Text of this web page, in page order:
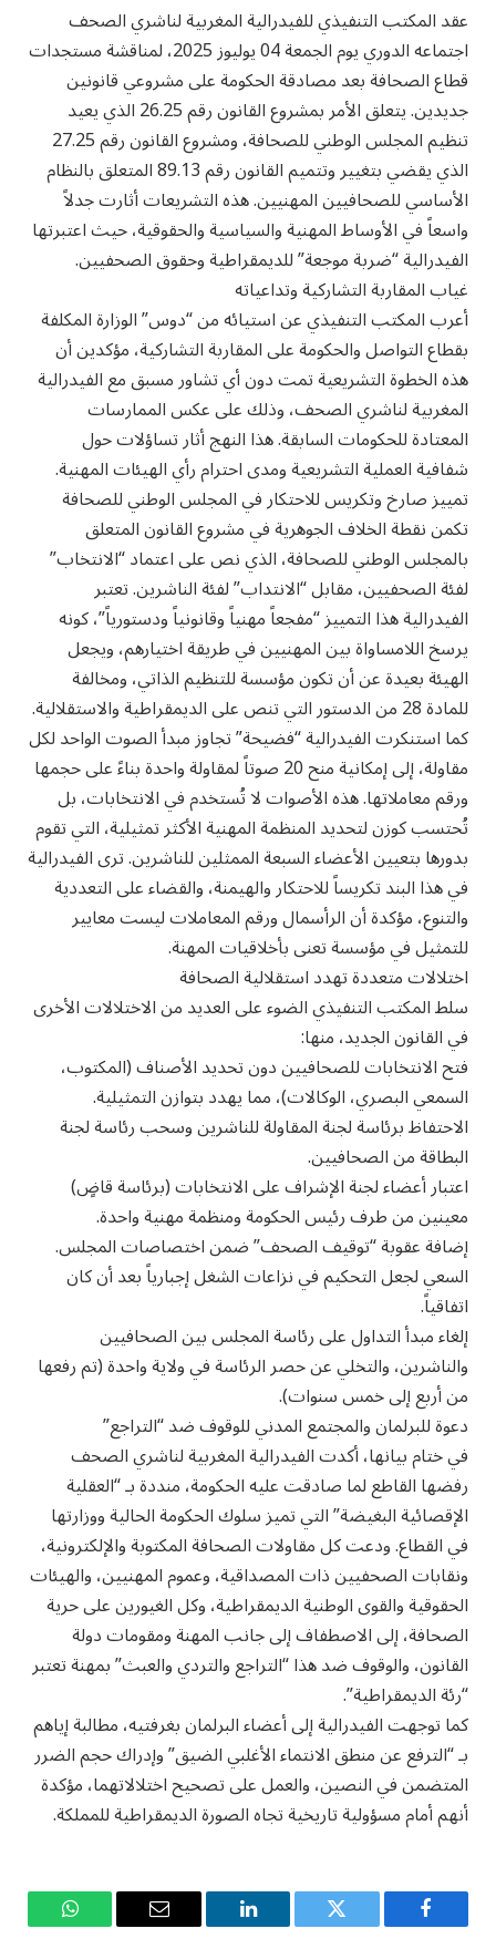
عقد المكتب التنفيذي للفيدرالية المغربية لناشري الصحف
اجتماعه الدوري يوم الجمعة 04 يوليوز 2025، لمناقشة مستجدات
قطاع الصحافة بعد مصادقة الحكومة على مشروعي قانونين
جديدين. يتعلق الأمر بمشروع القانون رقم 26.25 الذي يعيد
تنظيم المجلس الوطني للصحافة، ومشروع القانون رقم 27.25
الذي يقضي بتغيير وتتميم القانون رقم 89.13 المتعلق بالنظام
الأساسي للصحافيين المهنيين. هذه التشريعات أثارت جدلاً
واسعاً في الأوساط المهنية والسياسية والحقوقية، حيث اعتبرتها
الفيدرالية “ضربة موجعة” للديمقراطية وحقوق الصحفيين.
غياب المقاربة التشاركية وتداعياته
أعرب المكتب التنفيذي عن استيائه من “دوس” الوزارة المكلفة
بقطاع التواصل والحكومة على المقاربة التشاركية، مؤكدين أن
هذه الخطوة التشريعية تمت دون أي تشاور مسبق مع الفيدرالية
المغربية لناشري الصحف، وذلك على عكس الممارسات
المعتادة للحكومات السابقة. هذا النهج أثار تساؤلات حول
شفافية العملية التشريعية ومدى احترام رأي الهيئات المهنية.
تمييز صارخ وتكريس للاحتكار في المجلس الوطني للصحافة
تكمن نقطة الخلاف الجوهرية في مشروع القانون المتعلق
بالمجلس الوطني للصحافة، الذي نص على اعتماد “الانتخاب”
لفئة الصحفيين، مقابل “الانتداب” لفئة الناشرين. تعتبر
الفيدرالية هذا التمييز “مفجعاً مهنياً وقانونياً ودستورياً”، كونه
يرسخ اللامساواة بين المهنيين في طريقة اختيارهم، ويجعل
الهيئة بعيدة عن أن تكون مؤسسة للتنظيم الذاتي، ومخالفة
للمادة 28 من الدستور التي تنص على الديمقراطية والاستقلالية.
كما استنكرت الفيدرالية “فضيحة” تجاوز مبدأ الصوت الواحد لكل
مقاولة، إلى إمكانية منح 20 صوتاً لمقاولة واحدة بناءً على حجمها
ورقم معاملاتها. هذه الأصوات لا تُستخدم في الانتخابات، بل
تُحتسب كوزن لتحديد المنظمة المهنية الأكثر تمثيلية، التي تقوم
بدورها بتعيين الأعضاء السبعة الممثلين للناشرين. ترى الفيدرالية
في هذا البند تكريساً للاحتكار والهيمنة، والقضاء على التعددية
والتنوع، مؤكدة أن الرأسمال ورقم المعاملات ليست معايير
للتمثيل في مؤسسة تعنى بأخلاقيات المهنة.
اختلالات متعددة تهدد استقلالية الصحافة
سلط المكتب التنفيذي الضوء على العديد من الاختلالات الأخرى
في القانون الجديد، منها:
فتح الانتخابات للصحافيين دون تحديد الأصناف (المكتوب،
السمعي البصري، الوكالات)، مما يهدد بتوازن التمثيلية.
الاحتفاظ برئاسة لجنة المقاولة للناشرين وسحب رئاسة لجنة
البطاقة من الصحافيين.
اعتبار أعضاء لجنة الإشراف على الانتخابات (برئاسة قاضٍ)
معينين من طرف رئيس الحكومة ومنظمة مهنية واحدة.
إضافة عقوبة “توقيف الصحف” ضمن اختصاصات المجلس.
السعي لجعل التحكيم في نزاعات الشغل إجبارياً بعد أن كان
اتفاقياً.
إلغاء مبدأ التداول على رئاسة المجلس بين الصحافيين
والناشرين، والتخلي عن حصر الرئاسة في ولاية واحدة (تم رفعها
من أربع إلى خمس سنوات).
دعوة للبرلمان والمجتمع المدني للوقوف ضد “التراجع”
في ختام بيانها، أكدت الفيدرالية المغربية لناشري الصحف
رفضها القاطع لما صادقت عليه الحكومة، منددة بـ “العقلية
الإقصائية البغيضة” التي تميز سلوك الحكومة الحالية ووزارتها
في القطاع. ودعت كل مقاولات الصحافة المكتوبة والإلكترونية،
ونقابات الصحفيين ذات المصداقية، وعموم المهنيين، والهيئات
الحقوقية والقوى الوطنية الديمقراطية، وكل الغيورين على حرية
الصحافة، إلى الاصطفاف إلى جانب المهنة ومقومات دولة
القانون، والوقوف ضد هذا “التراجع والتردي والعبث” بمهنة تعتبر
“رئة الديمقراطية”.
كما توجهت الفيدرالية إلى أعضاء البرلمان بغرفتيه، مطالبة إياهم
بـ “الترفع عن منطق الانتماء الأغلبي الضيق” وإدراك حجم الضرر
المتضمن في النصين، والعمل على تصحيح اختلالاتهما، مؤكدة
أنهم أمام مسؤولية تاريخية تجاه الصورة الديمقراطية للمملكة.
فيسبوك تويتر لينكدإن البريد واتساب